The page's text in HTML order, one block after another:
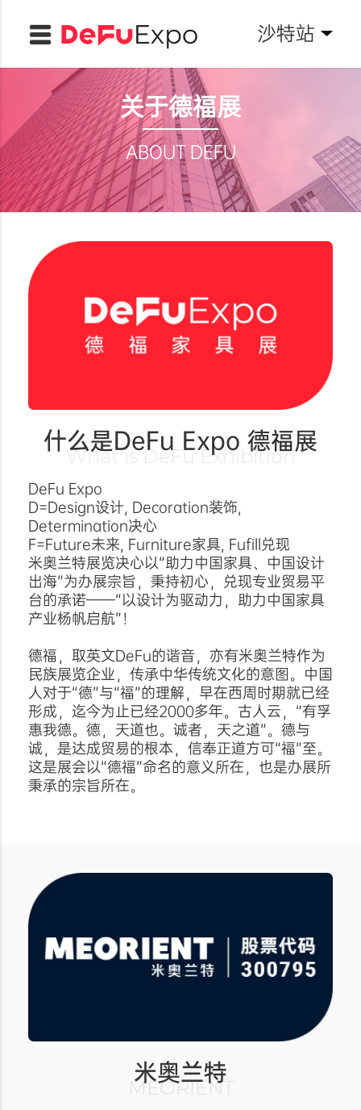
沙特站
关于德福展
ABOUT DEFU
什么是DeFu Expo 德福展
What is DeFu Exhibition
DeFu Expo
D=Design设计, Decoration装饰,
Determination决心
F=Future未来, Furniture家具, Fufill兑现
米奥兰特展览决心以“助力中国家具、中国设计
出海”为办展宗旨，秉持初心，兑现专业贸易平
台的承诺——“以设计为驱动力，助力中国家具
产业杨帆启航”！
德福，取英文DeFu的谐音，亦有米奥兰特作为
民族展览企业，传承中华传统文化的意图。中国
人对于“德”与“福”的理解，早在西周时期就已经
形成，迄今为止已经2000多年。古人云，“有孚
惠我德。德，天道也。诚者，天之道”。德与
诚，是达成贸易的根本，信奉正道方可“福”至。
这是展会以“德福”命名的意义所在，也是办展所
秉承的宗旨所在。
米奥兰特
MEORIENT